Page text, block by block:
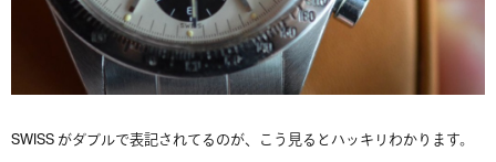
SWISS がダブルで表記されてるのが、こう見るとハッキリわかります。